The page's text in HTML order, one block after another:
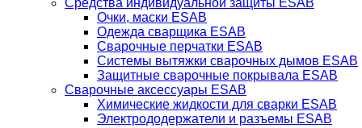
Средства индивидуальной защиты ESAB
Очки, маски ESAB
Одежда сварщика ESAB
Сварочные перчатки ESAB
Системы вытяжки сварочных дымов ESAB
Защитные сварочные покрывала ESAB
Сварочные аксессуары ESAB
Химические жидкости для сварки ESAB
Электрододержатели и разъемы ESAB